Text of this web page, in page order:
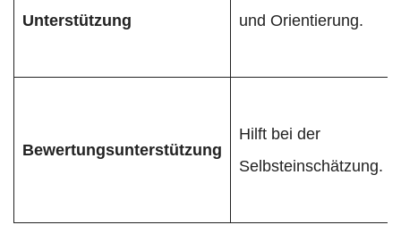
Unterstützung
und Orientierung.
Bewertungsunterstützung
Hilft bei der
Selbsteinschätzung.